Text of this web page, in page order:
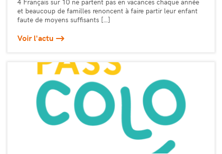
et beaucoup de familles renoncent à faire partir leur enfant
faute de moyens suffisants […]
Voir l'actu